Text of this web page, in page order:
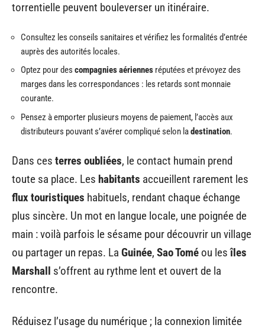
torrentielle peuvent bouleverser un itinéraire.
Consultez les conseils sanitaires et vérifiez les formalités d’entrée
auprès des autorités locales.
Optez pour des compagnies aériennes réputées et prévoyez des
marges dans les correspondances : les retards sont monnaie
courante.
Pensez à emporter plusieurs moyens de paiement, l’accès aux
distributeurs pouvant s’avérer compliqué selon ladestination.
Dans ces terres oubliées, le contact humain prend
toute sa place. Les habitants accueillent rarement les
flux touristiques habituels, rendant chaque échange
plus sincère. Un mot en langue locale, une poignée de
main : voilà parfois le sésame pour découvrir un village
ou partager un repas. La Guinée, Sao Tomé ou lesîles
Marshall s’offrent au rythme lent et ouvert de la
rencontre.
Réduisez l’usage du numérique ; la connexion limitée